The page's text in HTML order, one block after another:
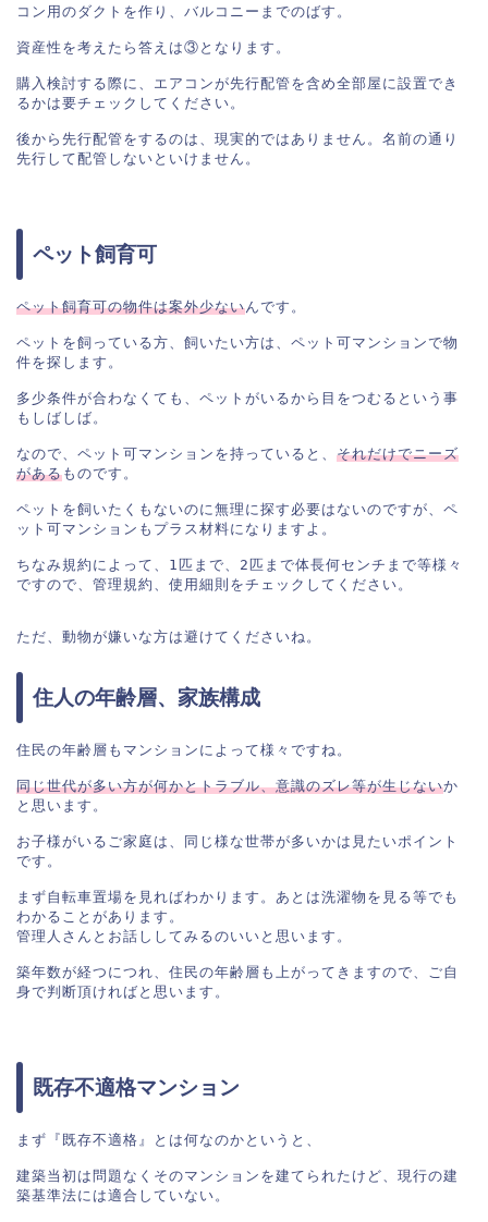
コン用のダクトを作り、バルコニーまでのばす。
資産性を考えたら答えは③となります。
購入検討する際に、エアコンが先行配管を含め全部屋に設置でき
るかは要チェックしてください。
後から先行配管をするのは、現実的ではありません。名前の通り
先行して配管しないといけません。
ペット飼育可
ペット飼育可の物件は案外少ないんです。
ペットを飼っている方、飼いたい方は、ペット可マンションで物
件を探します。
多少条件が合わなくても、ペットがいるから目をつむるという事
もしばしば。
なので、ペット可マンションを持っていると、 それだけでニーズ
があるものです。
ペットを飼いたくもないのに無理に探す必要はないのですが、ペ
ット可マンションもプラス材料になりますよ。
ちなみ規約によって、1匹まで、2匹まで体長何センチまで等様々
ですので、管理規約、使用細則をチェックしてください。
住人の年齢層、家族構成
住民の年齢層もマンションによって様々ですね。
同じ世代が多い方が何かとトラブル、意識のズレ等が生じないか
と思います。
お子様がいるご家庭は、同じ様な世帯が多いかは見たいポイント
です。
まず自転車置場を見ればわかります。あとは洗濯物を見る等でも
わかることがあります。
管理人さんとお話ししてみるのいいと思います。
築年数が経つにつれ、住民の年齢層も上がってきますので、ご自
身で判断頂ければと思います。
既存不適格マンション
まず『既存不適格』とは何なのかというと、
建築当初は問題なくそのマンションを建てられたけど、現行の建
築基準法には適合していない。